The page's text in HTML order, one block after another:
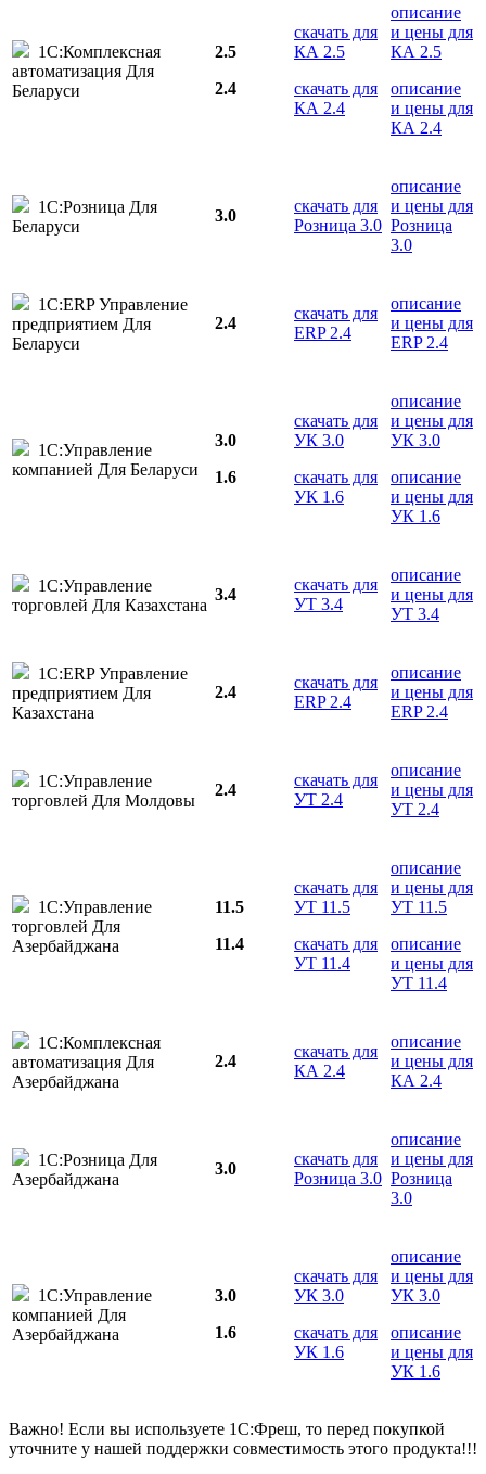
1С:Комплексная
автоматизация Для
Беларуси
2.5
2.4
скачать для
КА 2.5
скачать для
КА 2.4
описание
и цены для
КА 2.5
описание
и цены для
КА 2.4
1С:Розница Для
Беларуси
3.0
скачать для
Розница 3.0
описание
и цены для
Розница
3.0
1С:ERP Управление
предприятием Для
Беларуси
2.4
скачать для
ERP 2.4
описание
и цены для
ERP 2.4
1С:Управление
компанией Для Беларуси
3.0
1.6
скачать для
УК 3.0
скачать для
УК 1.6
описание
и цены для
УК 3.0
описание
и цены для
УК 1.6
1С:Управление
торговлей Для Казахстана
3.4
скачать для
УТ 3.4
описание
и цены для
УТ 3.4
1С:ERP Управление
предприятием Для
Казахстана
2.4
скачать для
ERP 2.4
описание
и цены для
ERP 2.4
1С:Управление
торговлей Для Молдовы
2.4
скачать для
УТ 2.4
описание
и цены для
УТ 2.4
1С:Управление
торговлей Для
Азербайджана
11.5
11.4
скачать для
УТ 11.5
скачать для
УТ 11.4
описание
и цены для
УТ 11.5
описание
и цены для
УТ 11.4
1С:Комплексная
автоматизация Для
Азербайджана
2.4
скачать для
КА 2.4
описание
и цены для
КА 2.4
1С:Розница Для
Азербайджана
3.0
скачать для
Розница 3.0
описание
и цены для
Розница
3.0
1С:Управление
компанией Для
Азербайджана
3.0
1.6
скачать для
УК 3.0
скачать для
УК 1.6
описание
и цены для
УК 3.0
описание
и цены для
УК 1.6
Важно! Если вы используете 1С:Фреш, то перед покупкой
уточните у нашей поддержки совместимость этого продукта!!!